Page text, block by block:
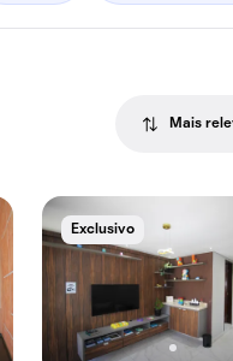
Mais
Exclusivo